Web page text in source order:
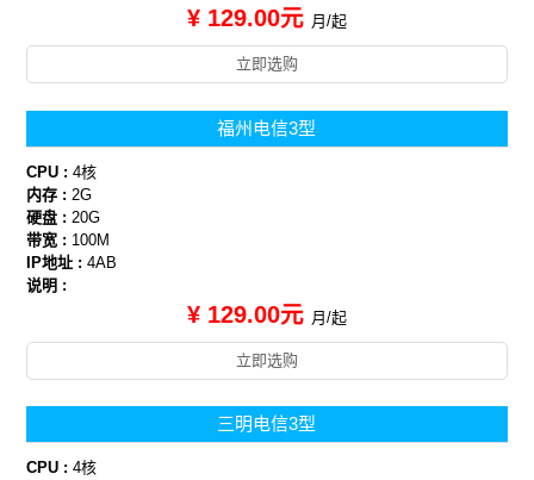
¥ 129.00元 月/起
立即选购
福州电信3型
CPU :4核
内存 : 2G
硬盘 : 20G
带宽 : 100M
IP地址 :4AB
说明 :
¥ 129.00元 月/起
立即选购
三明电信3型
CPU :4核